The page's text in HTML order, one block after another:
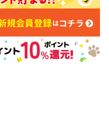
キャットフード
服・おさんぽ用品